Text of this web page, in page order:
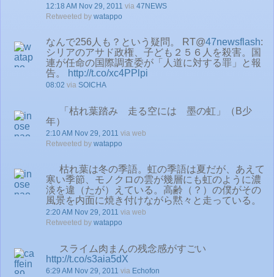
12:18 AM Nov 29, 2011 via 47NEWS
Retweeted by watappo
なんで256人も？という疑問。 RT@47newsflash:
シリアのアサド政権、子ども２５６人を殺害。国
連が任命の国際調査委が「人道に対する罪」と報
告。
http://t.co/xc4PPlpi
08:02 via SOICHA
「枯れ葉踏み 走る空には 墨の虹」（B少
年）
2:10 AM Nov 29, 2011 via web
Retweeted by watappo
枯れ葉は冬の季語。虹の季語は夏だが、あえて
寒い季節、モノクロの雲が幾層にも虹のように濃
淡を違（たが）えている。高齢（？）の僕がその
風景を内面に焼き付けながら黙々と走っている。
2:20 AM Nov 29, 2011 via web
Retweeted by watappo
スライム肉まんの残念感がすごい
http://t.co/s3aia5dX
6:29 AM Nov 29, 2011 via Echofon